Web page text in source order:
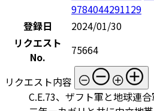
9784044291129
登録日
2024/01/30
リクエスト
No.
75664
リクエスト内容
C.E.73、ザフト軍と地球連